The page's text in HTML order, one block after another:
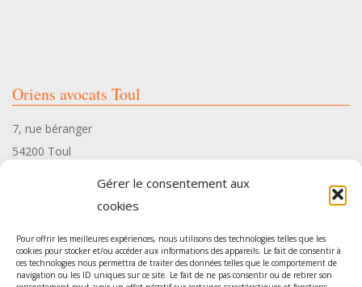
Gérer le consentement aux
cookies
Pour offrir les meilleures expériences, nous utilisons des technologies telles que les
cookies pour stocker et/ou accéder aux informations des appareils. Le fait de consentir à
ces technologies nous permettra de traiter des données telles que le comportement de
navigation ou les ID uniques sur ce site. Le fait de ne pas consentir ou de retirer son
Oriens avocats Toul
7, rue béranger
54200 Toul
Oriens avocats Pont-à-Mousson